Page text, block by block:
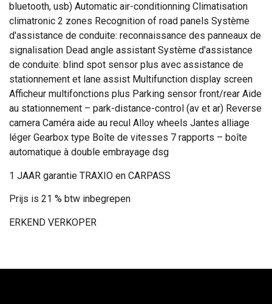
bluetooth, usb) Automatic air-conditionning Climatisation
climatronic 2 zones Recognition of road panels Système
d'assistance de conduite: reconnaissance des panneaux de
signalisation Dead angle assistant Système d'assistance
de conduite: blind spot sensor plus avec assistance de
stationnement et lane assist Multifunction display screen
Afficheur multifonctions plus Parking sensor front/rear Aide
au stationnement – park-distance-control (av et ar) Reverse
camera Caméra aide au recul Alloy wheels Jantes alliage
léger Gearbox type Boîte de vitesses 7 rapports – boîte
automatique à double embrayage dsg
1 JAAR garantie TRAXIO en CARPASS
Prijs is 21 % btw inbegrepen
ERKEND VERKOPER